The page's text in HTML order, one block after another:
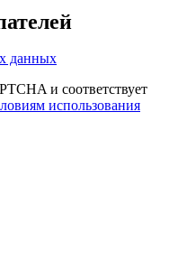
данных
и соответствует
использования